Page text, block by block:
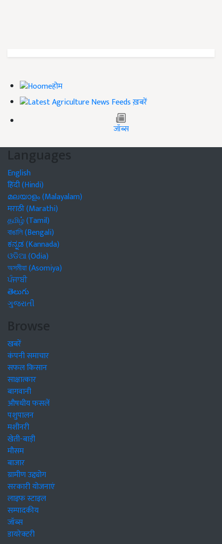
होम
ख़बरें
जॉब्स
Languages
English
हिंदी (Hindi)
മലയാളം (Malayalam)
मराठी (Marathi)
தமிழ் (Tamil)
বাঙালি (Bengali)
ಕನ್ನಡ (Kannada)
ଓଡିଆ (Odia)
অসমীয়া (Asomiya)
ਪੰਜਾਬੀ
తెలుగు
ગુજરાતી
Browse
खबरें
कंपनी समाचार
सफल किसान
साक्षात्कार
बागवानी
औषधीय फसलें
पशुपालन
मशीनरी
खेती-बाड़ी
मौसम
बाजार
ग्रामीण उद्द्योग
सरकारी योजनाएं
लाइफ स्टाइल
सम्पादकीय
जॉब्स
डायरेक्टरी